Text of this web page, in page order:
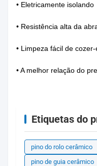
• Eletricamente isolando
• Resistência alta da
• Limpeza fácil de cozer-
• A melhor relação do
Etiquetas do
pino do rolo cerâmico
pino de guia cerâmico